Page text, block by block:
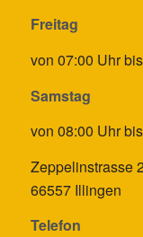
Freitag
von 07:00 Uhr
Samstag
von 08:00 Uhr
Zeppelinstrasse
66557 Illingen
Telefon